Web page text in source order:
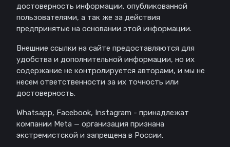
достоверность информации, опубликованной
пользователями, а так же за действия
предпринятые на основании этой информации.
Внешние ссылки на сайте предоставляются для
удобства и дополнительной информации, но их
содержание не контролируется авторами, и мы не
несем ответственности за их точность или
достоверность.
Whatsapp, Facebook, Instagram - принадлежат
компании Meta — организация признана
экстремистской и запрещена в России.